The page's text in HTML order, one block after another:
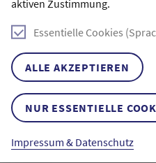
aktiven Zustimmung.
Essentielle Cookies
ALLE AKZEPTIEREN
NUR ESSENTIELLE
Impressum & Datenschutz
Ressourcen? Würde ich
entdecken? Wo gehen
kann uns wichtige
für den eigenen weiteren
nächste Schritte geben.
möchten wir den B-MINT-
Austausch zu gehen!